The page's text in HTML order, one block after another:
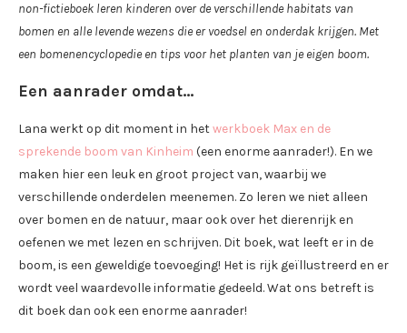
non-fictieboek leren kinderen over de verschillende habitats van
bomen en alle levende wezens die er voedsel en onderdak krijgen. Met
een bomenencyclopedie en tips voor het planten van je eigen boom.
Een aanrader omdat…
Lana werkt op dit moment in hetwerkboek Max en de
sprekende boom van Kinheim (een enorme aanrader!). En we
maken hier een leuk en groot project van, waarbij we
verschillende onderdelen meenemen. Zo leren we niet alleen
over bomen en de natuur, maar ook over het dierenrijk en
oefenen we met lezen en schrijven. Dit boek, wat leeft er in de
boom, is een geweldige toevoeging! Het is rijk geïllustreerd en er
wordt veel waardevolle informatie gedeeld. Wat ons betreft is
dit boek dan ook een enorme aanrader!